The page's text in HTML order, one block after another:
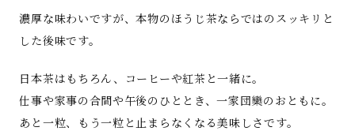
濃厚な味わいですが、本物のほうじ茶ならではのスッキリと
した後味です。
日本茶はもちろん、コーヒーや紅茶と一緒に。
仕事や家事の合間や午後のひととき、一家団欒のおともに。
あと一粒、もう一粒と止まらなくなる美味しさです。